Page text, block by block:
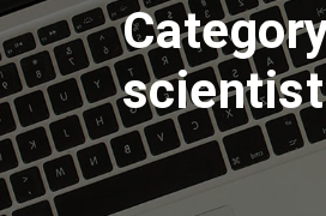
scientist